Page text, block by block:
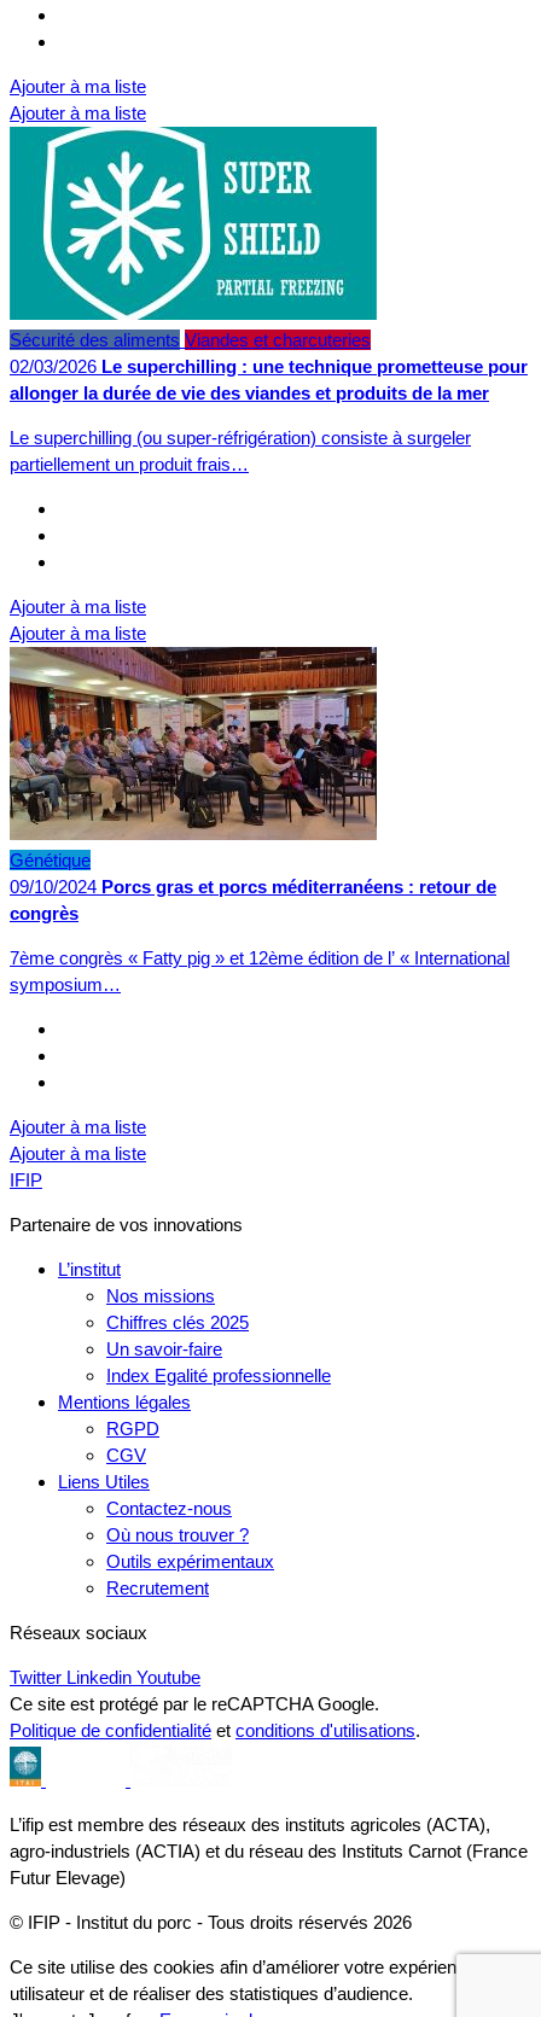
Ajouter à ma liste
Ajouter à ma liste
Sécurité des aliments Viandes et charcuteries
02/03/2026 Le superchilling : une technique prometteuse pour
allonger la durée de vie des viandes et produits de la mer
Le superchilling (ou super-réfrigération) consiste à surgeler
partiellement un produit frais…
Ajouter à ma liste
Ajouter à ma liste
Génétique
09/10/2024 Porcs gras et porcs méditerranéens : retour de
congrès
7ème congrès « Fatty pig » et 12ème édition de l’ « International
symposium…
Ajouter à ma liste
Ajouter à ma liste
IFIP
Partenaire de vos innovations
L’institut
Nos missions
Chiffres clés 2025
Un savoir-faire
Index Egalité professionnelle
Mentions légales
RGPD
CGV
Liens Utiles
Contactez-nous
Où nous trouver ?
Outils expérimentaux
Recrutement
Réseaux sociaux
Twitter Linkedin Youtube
Ce site est protégé par le reCAPTCHA Google.
Politique de confidentialité et conditions d'utilisations.
L’ifip est membre des réseaux des instituts agricoles (ACTA),
agro-industriels (ACTIA) et du réseau des Instituts Carnot (France
Futur Elevage)
© IFIP - Institut du porc - Tous droits réservés 2026
Ce site utilise des cookies afin d’améliorer votre expérience
utilisateur et de réaliser des statistiques d’audience.